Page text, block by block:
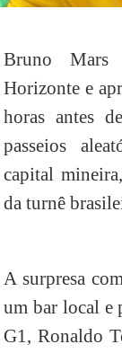
Bruno
Horizonte e
horas antes
passeios
capital
da turnê
A surpresa
um bar local e
G1, Ronaldo